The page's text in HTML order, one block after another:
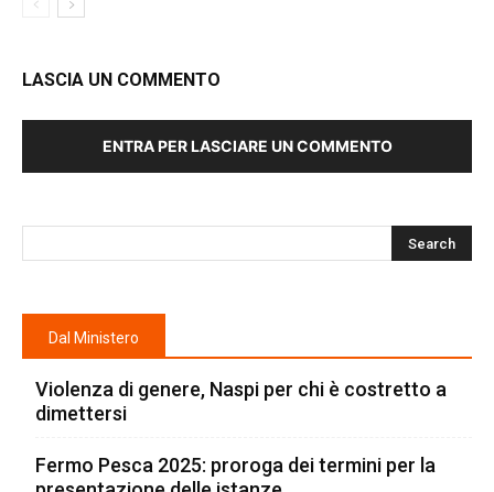
LASCIA UN COMMENTO
ENTRA PER LASCIARE UN COMMENTO
Dal Ministero
Violenza di genere, Naspi per chi è costretto a
dimettersi
Fermo Pesca 2025: proroga dei termini per la